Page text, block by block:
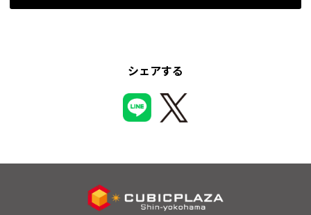
シェアする